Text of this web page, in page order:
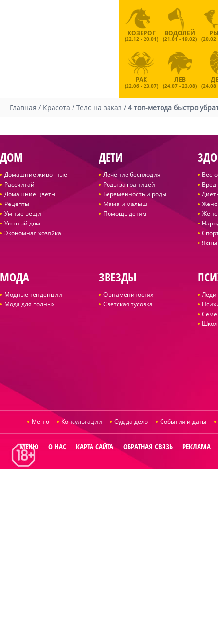
КОЗЕРОГ
(22.12 - 20.01)
ВОДОЛЕЙ
(21.01 - 19.02) (20.02
РАК
(22.06 - 23.07)
ЛЕВ
(24.07 - 23.08) (24.08
Главная / Красота / Тело на заказ / 4 топ-метода быстро
ДОМ
Домашние животные
Рассчитай
Домашние цветы
Рецепты
Умные вещи
Уютный дом
Экономная хозяйка
ДЕТИ
Лечение бесплодия
Роды за границей
Беременность и роды
Мама и малыш
Помощь детям
Вес-
МОДА
Модные тенденции
Мода для полных
ЗВЕЗДЫ
О знаменитостях
Светская тусовка
Леди
Меню Консультации Суд да дело События и даты
МЕНЮ О НАС КАРТА САЙТА ОБРАТНАЯ СВЯЗЬ РЕКЛАМА